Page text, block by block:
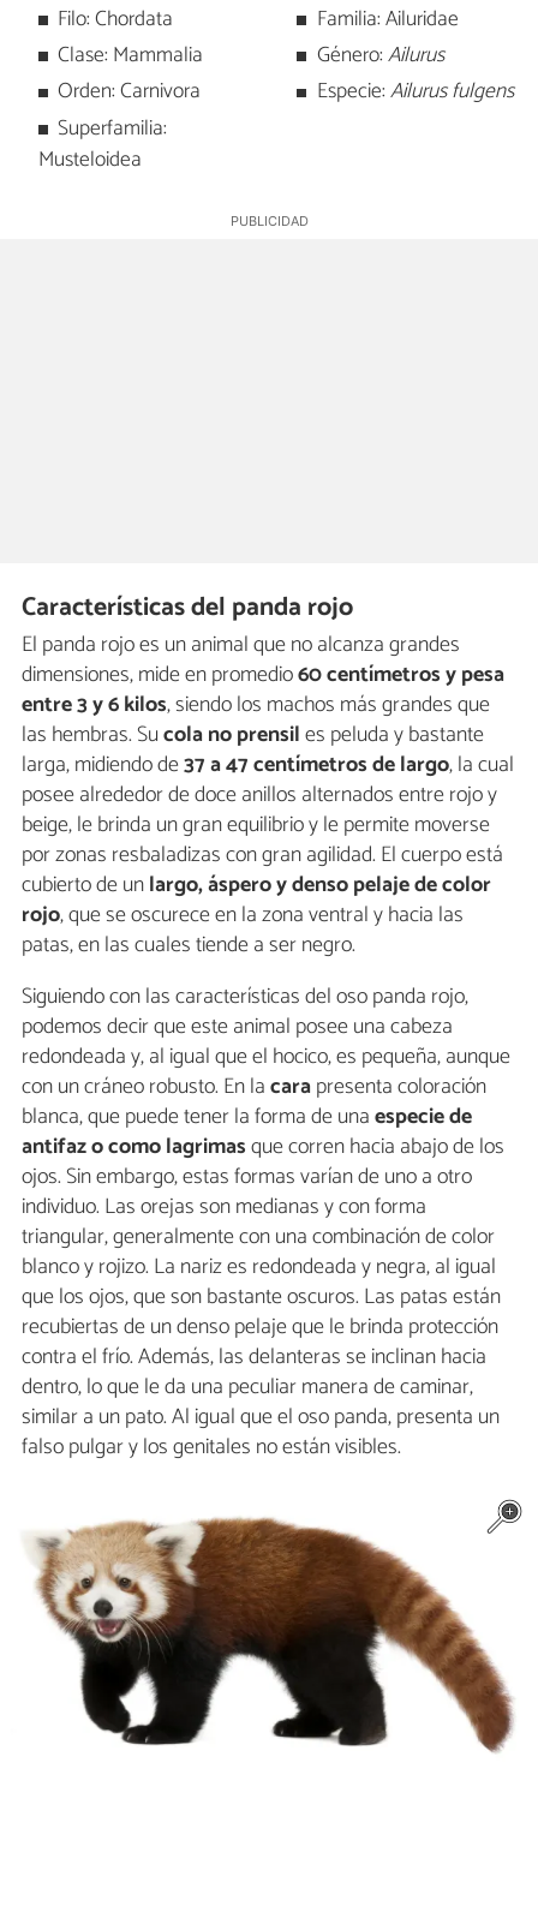
Filo: Chordata
Clase: Mammalia
Orden: Carnivora
Superfamilia:
Musteloidea
Familia: Ailuridae
Género:Ailurus
Especie:Ailurus fulgens
Características del panda rojo
El panda rojo es un animal que no alcanza grandes
dimensiones, mide en promedio60 centímetros y pesa
entre 3 y 6 kilos, siendo los machos más grandes que
las hembras. Sucola no prensiles peluda y bastante
larga, midiendo de37 a 47 centímetros de largo, la cual
posee alrededor de doce anillos alternados entre rojo y
beige, le brinda un gran equilibrio y le permite moverse
por zonas resbaladizas con gran agilidad. El cuerpo está
cubierto de unlargo, áspero y denso pelaje de color
rojo, que se oscurece en la zona ventral y hacia las
patas, en las cuales tiende a ser negro.
Siguiendo con las características del oso panda rojo,
podemos decir que este animal posee una cabeza
redondeada y, al igual que el hocico, es pequeña, aunque
con un cráneo robusto. En lacarapresenta coloración
blanca, que puede tener la forma de unaespecie de
antifaz o como lagrimasque corren hacia abajo de los
ojos. Sin embargo, estas formas varían de uno a otro
individuo. Las orejas son medianas y con forma
triangular, generalmente con una combinación de color
blanco y rojizo. La nariz es redondeada y negra, al igual
que los ojos, que son bastante oscuros. Las patas están
recubiertas de un denso pelaje que le brinda protección
contra el frío. Además, las delanteras se inclinan hacia
dentro, lo que le da una peculiar manera de caminar,
similar a un pato. Al igual que el oso panda, presenta un
falso pulgar y los genitales no están visibles.